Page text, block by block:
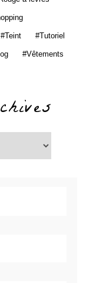
Teint Tutoriel
Vêtements